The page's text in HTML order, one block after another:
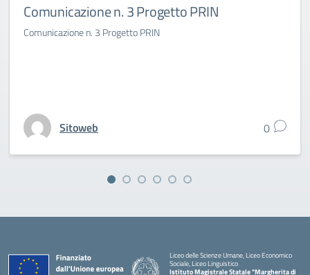
Comunicazione n. 3 Progetto PRIN
Comunicazione n. 3 Progetto PRIN
Sitoweb 0
Liceo delle Scienze Umane, Liceo Economico
Sociale, Liceo Linguistico
Istituto Magistrale Statale "Margherita di